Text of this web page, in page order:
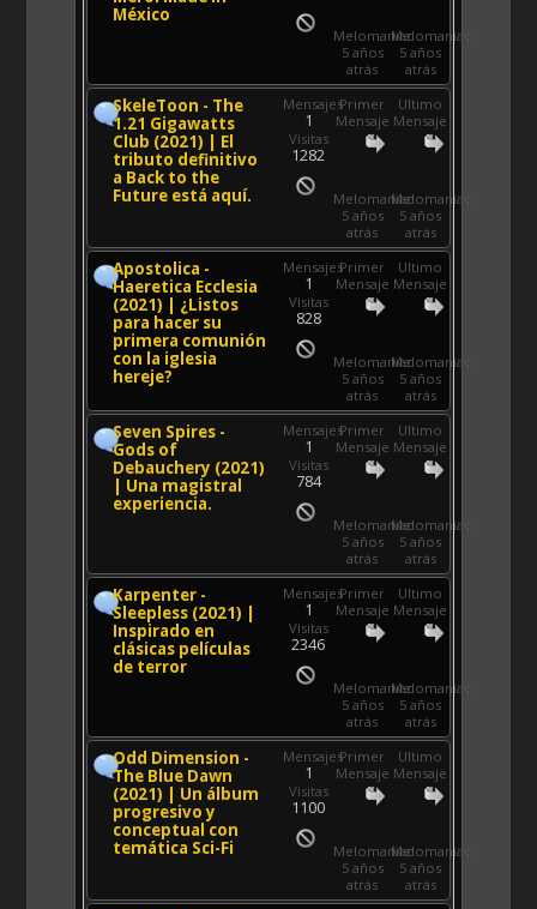
México
Melomaniac
5 años
atrás
Melomaniac
5 años
atrás
SkeleToon - The
1.21 Gigawatts
Club (2021) | El
tributo definitivo
a Back to the
Future está aquí.
Ultimo
Mensaje
Melomaniac
5 años
atrás
Primer
Mensaje
Melomaniac
5 años
atrás
Mensajes
1
Visitas
1282
Apostolica -
Haeretica Ecclesia
(2021) | ¿Listos
para hacer su
primera comunión
con la iglesia
hereje?
Ultimo
Mensaje
Melomaniac
5 años
atrás
Primer
Mensaje
Melomaniac
5 años
atrás
Mensajes
1
Visitas
828
Seven Spires -
Gods of
Debauchery (2021)
| Una magistral
experiencia.
Ultimo
Mensaje
Melomaniac
5 años
atrás
Primer
Mensaje
Melomaniac
5 años
atrás
Mensajes
1
Visitas
784
Karpenter -
Sleepless (2021) |
Inspirado en
clásicas películas
de terror
Ultimo
Mensaje
Melomaniac
5 años
atrás
Primer
Mensaje
Melomaniac
5 años
atrás
Mensajes
1
Visitas
2346
Odd Dimension -
The Blue Dawn
(2021) | Un álbum
progresivo y
conceptual con
temática Sci-Fi
Ultimo
Mensaje
Melomaniac
5 años
atrás
Primer
Mensaje
Melomaniac
5 años
atrás
Mensajes
1
Visitas
1100